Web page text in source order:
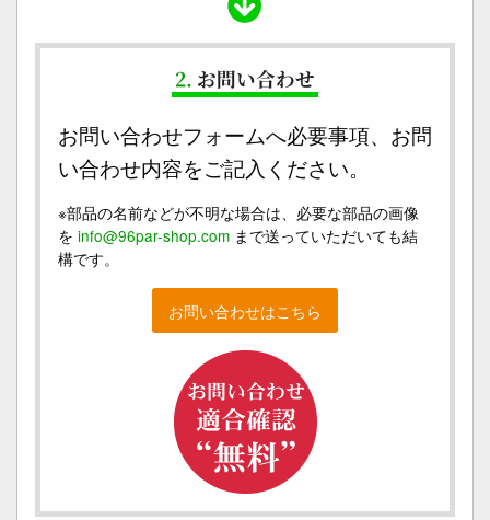
2. お問い合わせ
お問い合わせフォームへ必要事項、お問
い合わせ内容をご記入ください。
※部品の名前などが不明な場合は、必要な部品の画像
を info@96par-shop.com まで送っていただいても結
構です。
お問い合わせはこちら